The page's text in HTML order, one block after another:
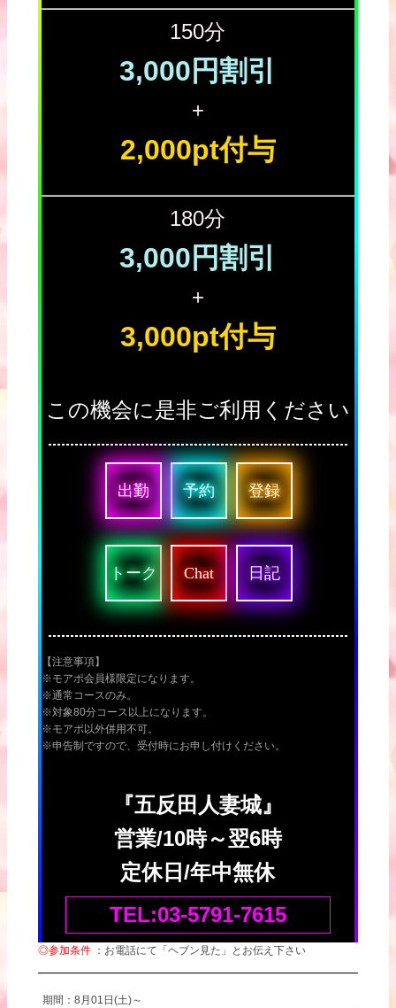
150分
3,000円割引
+
2,000pt付与
180分
3,000円割引
+
3,000pt付与
この機会に是非ご利用ください
出勤 予約 登録
トーク Chat 日記
【注意事項】
※モアポ会員様限定になります。
※通常コースのみ。
※対象80分コース以上になります。
※モアポ以外併用不可。
※申告制ですので、受付時にお申し付けください。
『五反田人妻城』
営業/10時～翌6時
定休日/年中無休
TEL:03-5791-7615
◎参加条件 ：お電話にて「ヘブン見た」とお伝え下さい
期間：8月01日(土)～